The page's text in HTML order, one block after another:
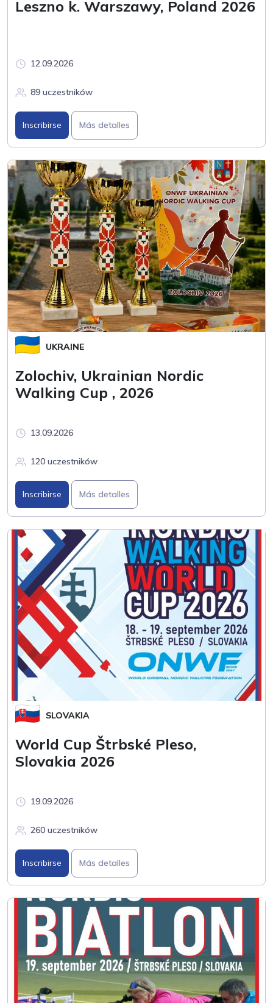
Leszno k. Warszawy, Poland 2026
12.09.2026
89 uczestników
Inscribirse Más detalles
UKRAINE
Zolochiv, Ukrainian Nordic
Walking Cup , 2026
13.09.2026
120 uczestników
Inscribirse Más detalles
SLOVAKIA
World Cup Štrbské Pleso,
Slovakia 2026
19.09.2026
260 uczestników
Inscribirse Más detalles